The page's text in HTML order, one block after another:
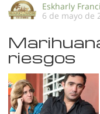
Eskharly
6 de mayo de
riesgos